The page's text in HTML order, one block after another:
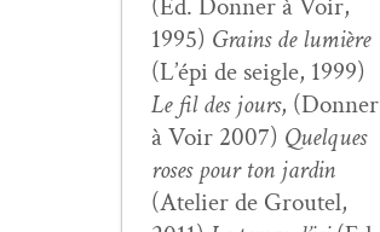
(Ed. Don­ner à Voir,
1995) Grains de lumière
(L’épi de sei­gle, 1999)
Le fil des jours, (Don­ner
à Voir 2007) Quelques
ros­es pour ton jardin
(Ate­lier de Grou­tel,